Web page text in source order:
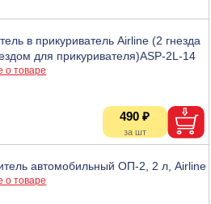
в прикуриватель Airline (2 гнезда
для прикуривателя)ASP-2L-14
о товаре
490 ₽
автомобильный ОП-2, 2 л, Airline
о товаре